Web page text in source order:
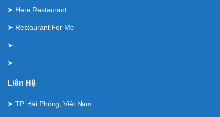
➤ Here Restaurant
➤ Restaurant For Me
➤
➤
Liên Hệ
➤ TP. Hải Phòng, Việt Nam